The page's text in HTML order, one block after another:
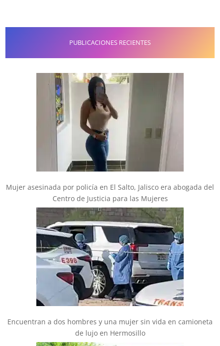
PUBLICACIONES RECIENTES
Mujer asesinada por policía en El Salto, Jalisco era abogada del
Centro de Justicia para las Mujeres
Encuentran a dos hombres y una mujer sin vida en camioneta
de lujo en Hermosillo